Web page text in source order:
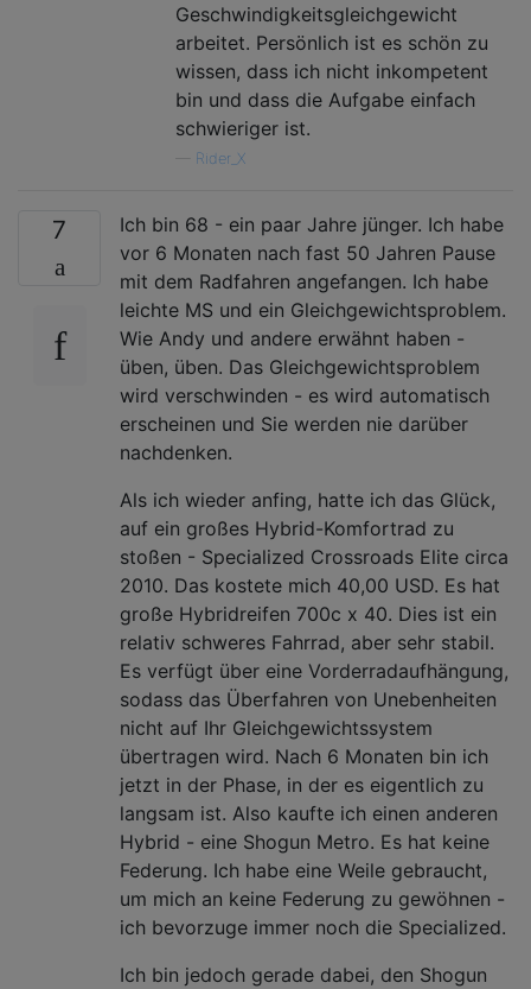
Geschwindigkeitsgleichgewicht
arbeitet. Persönlich ist es schön zu
wissen, dass ich nicht inkompetent
bin und dass die Aufgabe einfach
schwieriger ist.
Rider_X
7
Ich bin 68 - ein paar Jahre jünger. Ich habe
vor 6 Monaten nach fast 50 Jahren Pause
mit dem Radfahren angefangen. Ich habe
leichte MS und ein Gleichgewichtsproblem.
Wie Andy und andere erwähnt haben -
üben, üben. Das Gleichgewichtsproblem
wird verschwinden - es wird automatisch
erscheinen und Sie werden nie darüber
nachdenken.
Als ich wieder anfing, hatte ich das Glück,
auf ein großes Hybrid-Komfortrad zu
stoßen - Specialized Crossroads Elite circa
2010. Das kostete mich 40,00 USD. Es hat
große Hybridreifen 700c x 40. Dies ist ein
relativ schweres Fahrrad, aber sehr stabil.
Es verfügt über eine Vorderradaufhängung,
sodass das Überfahren von Unebenheiten
nicht auf Ihr Gleichgewichtssystem
übertragen wird. Nach 6 Monaten bin ich
jetzt in der Phase, in der es eigentlich zu
langsam ist. Also kaufte ich einen anderen
Hybrid - eine Shogun Metro. Es hat keine
Federung. Ich habe eine Weile gebraucht,
um mich an keine Federung zu gewöhnen -
ich bevorzuge immer noch die Specialized.
Ich bin jedoch gerade dabei, den Shogun